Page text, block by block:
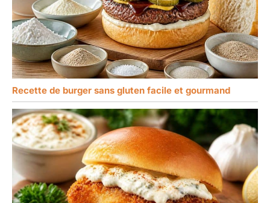
Recette de burger sans gluten facile et gourmand